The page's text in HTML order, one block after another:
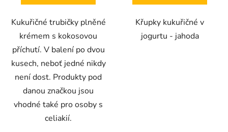
Kukuřičné trubičky plněné
krémem s kokosovou
příchutí. V balení po dvou
kusech, neboť jedné nikdy
není dost. Produkty pod
danou značkou jsou
vhodné také pro osoby s
celiakií.
Křupky kukuřičné v
jogurtu - jahoda